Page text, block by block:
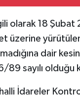
olarak 18
üzerine
dair
89 sayılı olduğu
İdareler